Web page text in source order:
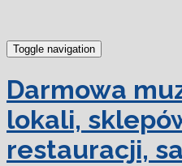
Toggle navigation
Darmowa
lokali,
restauracji,